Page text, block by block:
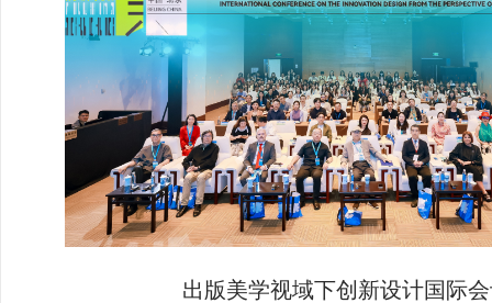
出版美学视域下创新设计国际